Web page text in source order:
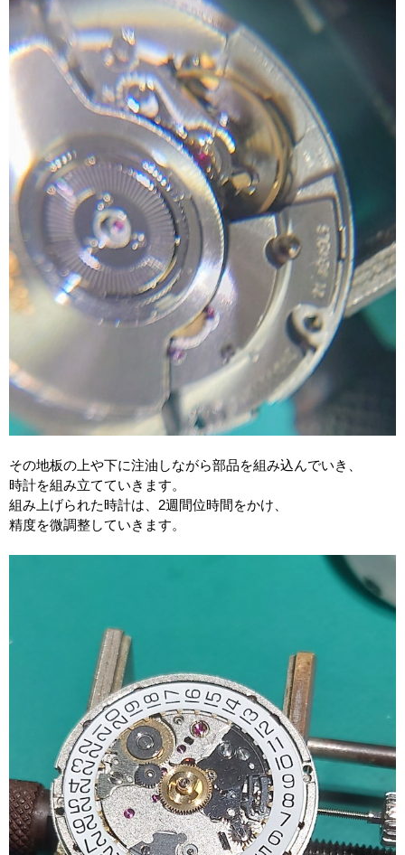
その地板の上や下に注油しながら部品を組み込んでいき、
時計を組み立てていきます。
組み上げられた時計は、 2週間位時間をかけ、
精度を微調整していきます。